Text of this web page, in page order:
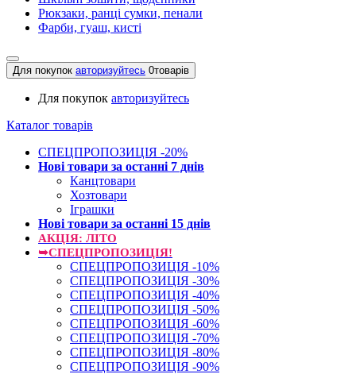
Рюкзаки, ранці сумки, пенали
Фарби, гуаш, кисті
Для покупок авторизуйтесь 0товарів
Для покупок авторизуйтесь
Каталог товарів
СПЕЦПРОПОЗИЦІЯ -20%
Нові товари за останнi 7 днiв
Канцтовари
Хозтовари
Іграшки
Нові товари за останнi 15 днiв
АКЦІЯ: ЛІТО
➥СПЕЦПРОПОЗИЦІЯ!
СПЕЦПРОПОЗИЦІЯ -10%
СПЕЦПРОПОЗИЦІЯ -30%
СПЕЦПРОПОЗИЦІЯ -40%
СПЕЦПРОПОЗИЦІЯ -50%
СПЕЦПРОПОЗИЦІЯ -60%
СПЕЦПРОПОЗИЦІЯ -70%
СПЕЦПРОПОЗИЦІЯ -80%
СПЕЦПРОПОЗИЦІЯ -90%